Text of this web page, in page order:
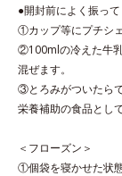
●開封前によく振って
①カップ等にプチシ
②100mlの冷えた牛
混ぜます。
③とろみがついたらで
栄養補助の食品とし
＜フローズン＞
①個袋を寝かせた状